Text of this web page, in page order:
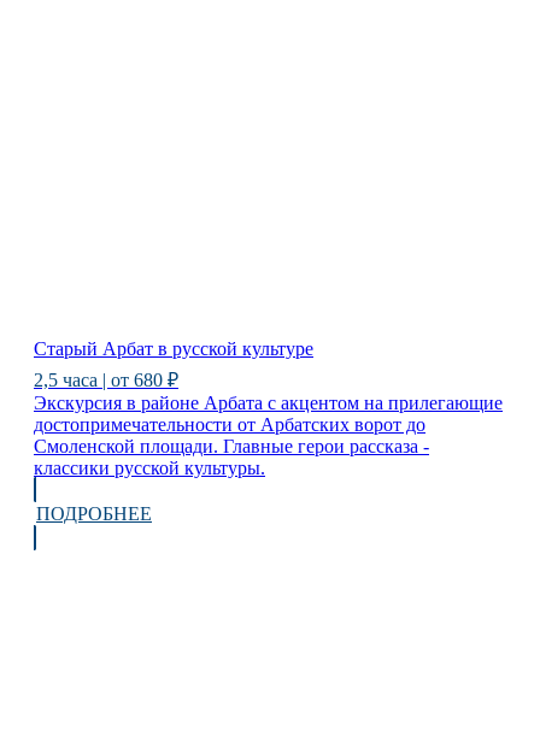
Старый Арбат в русской культуре
2,5 часа | от 680 ₽
Экскурсия в районе Арбата с акцентом на прилегающие
достопримечательности от Арбатских ворот до
Смоленской площади. Главные герои рассказа -
классики русской культуры.
ПОДРОБНЕЕ